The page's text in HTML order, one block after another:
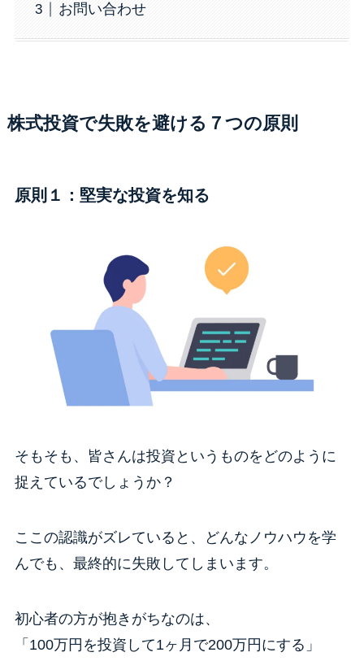
お問い合わせ
株式投資で失敗を避ける７つの原則
原則１：堅実な投資を知る
そもそも、皆さんは投資というものをどのように
捉えているでしょうか？
ここの認識がズレていると、どんなノウハウを学
んでも、最終的に失敗してしまいます。
初心者の方が抱きがちなのは、
「100万円を投資して1ヶ月で200万円にする」